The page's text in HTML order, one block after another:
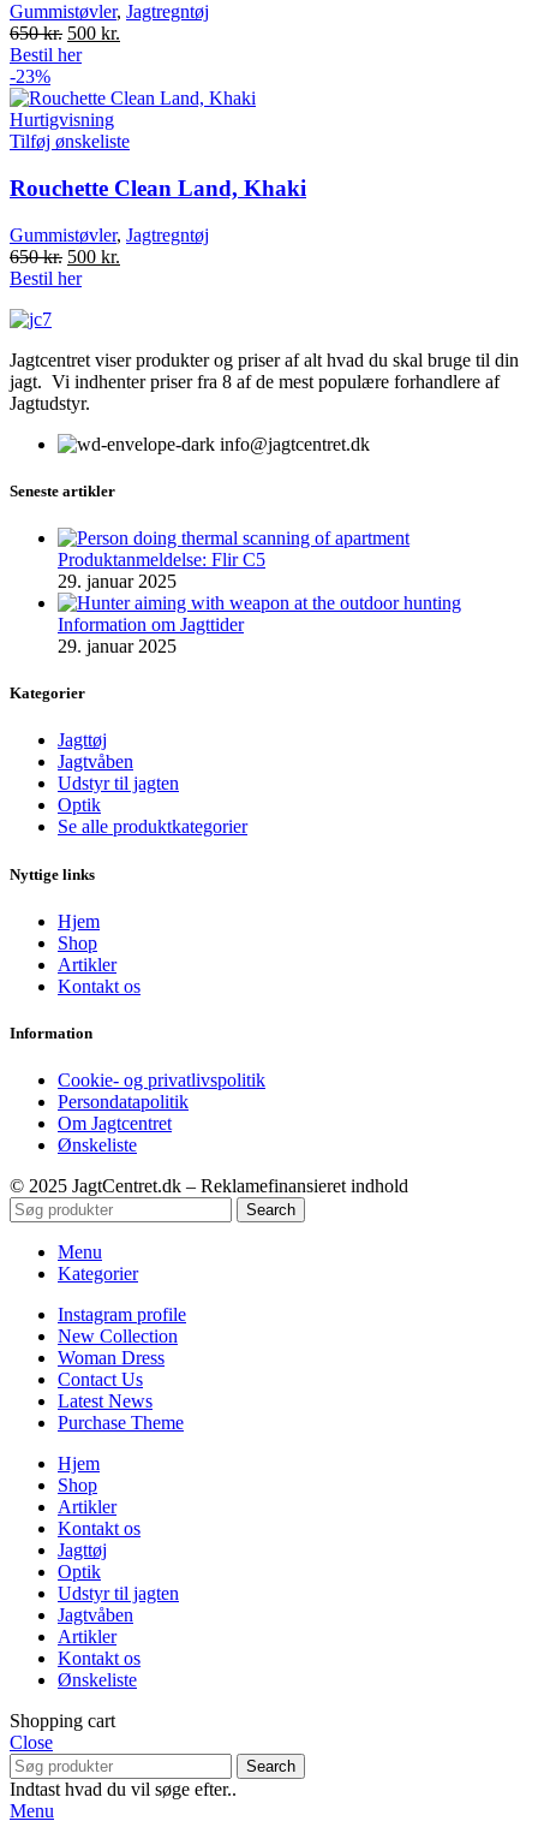
Gummistøvler, Jagtregntøj
650kr. Original
price
650 kr..
500 kr.
500 kr..
Bestil her
-23%
Hurtigvisning
Tilføj ønskeliste
Rouchette Clean Land, Khaki
Gummistøvler, Jagtregntøj
650kr. Original
price
500 kr.
Bestil her
Jagtcentret viser produkter og priser af alt hvad du skal bruge til din
jagt. Vi indhenter priser fra 8 af de mest populære forhandlere af
Jagtudstyr.
info@jagtcentret.dk
Seneste artikler
Produktanmeldelse: Flir C5
29. januar 2025
Information om Jagttider
29. januar 2025
Kategorier
Jagttøj
Jagtvåben
Udstyr til jagten
Optik
Se alle produktkategorier
Nyttige links
Hjem
Shop
Artikler
Kontakt os
Information
Cookie- og privatlivspolitik
Persondatapolitik
Om Jagtcentret
Ønskeliste
© 2025 JagtCentret.dk – Reklamefinansieret indhold
Search
Menu
Kategorier
Instagram profile
New Collection
Woman Dress
Contact Us
Latest News
Purchase Theme
Hjem
Shop
Artikler
Kontakt os
Jagttøj
Optik
Udstyr til jagten
Jagtvåben
Artikler
Kontakt os
Ønskeliste
Shopping cart
Close
Search
Indtast hvad du vil søge efter..
Menu